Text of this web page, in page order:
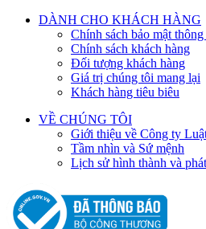
DÀNH CHO KHÁCH HÀNG
Chính sách bảo mật
Chính sách khách hàng
Đối tượng khách hàng
Giá trị chúng tôi mang lại
Khách hàng tiêu biêu
VỀ CHÚNG TÔI
Giới thiệu về Công ty
Tầm nhìn và Sứ mệnh
Lịch sử hình thành và